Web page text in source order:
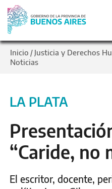
Inicio / Justicia y Derechos
Noticias
LA PLATA
“Caride, no
El escritor, docente,